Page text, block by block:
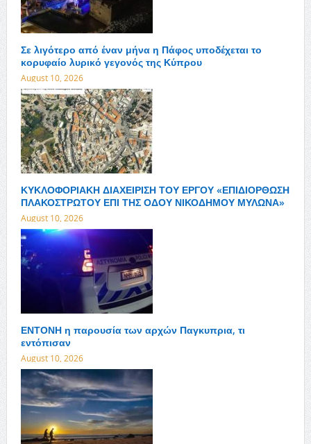
Σε λιγότερο από έναν μήνα η Πάφος υποδέχεται το
κορυφαίο λυρικό γεγονός της Κύπρου
August 10, 2026
ΚΥΚΛΟΦΟΡΙΑΚΗ ΔΙΑΧΕΙΡΙΣΗ ΤΟΥ ΕΡΓΟΥ «ΕΠΙΔΙΟΡΘΩΣΗ
ΠΛΑΚΟΣΤΡΩΤΟΥ ΕΠΙ ΤΗΣ ΟΔΟΥ ΝΙΚΟΔΗΜΟΥ ΜΥΛΩΝΑ»
August 10, 2026
ΕΝΤΟΝΗ η παρουσία των αρχών Παγκυπρια, τι
εντόπισαν
August 10, 2026